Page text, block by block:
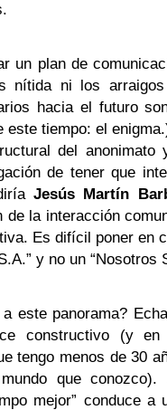
un plan de
nítida ni los
hacia el futuro
este tiempo: el
del anonimato
de tener que
Jesús Martín
de la interacción
Es difícil poner en
y no un “Nosotros
este panorama?
constructivo (y
tengo menos de 30
que conozco).
mejor” conduce a